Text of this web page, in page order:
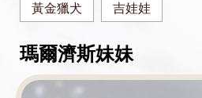
黃金獵犬 吉娃娃
瑪爾濟斯妹妹